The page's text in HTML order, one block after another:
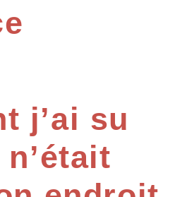
j’ai su